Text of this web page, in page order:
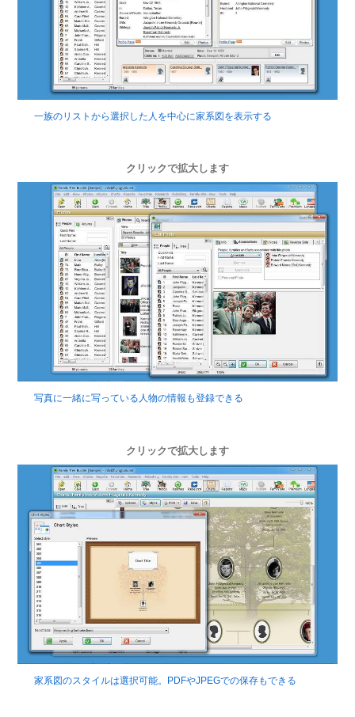
一族のリストから選択した人を中心に家系図を表示する
クリックで拡大します
写真に一緒に写っている人物の情報も登録できる
クリックで拡大します
家系図のスタイルは選択可能。PDFやJPEGでの保存もできる